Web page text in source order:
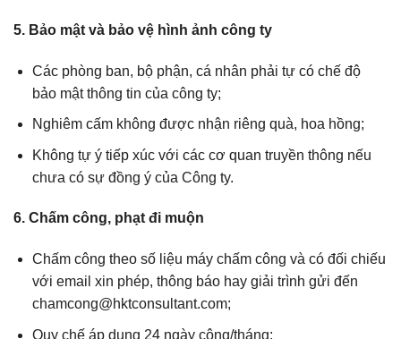
5. Bảo mật và bảo vệ hình ảnh công ty
Các phòng ban, bộ phận, cá nhân phải tự có chế độ
bảo mật thông tin của công ty;
Nghiêm cấm không được nhận riêng quà, hoa hồng;
Không tự ý tiếp xúc với các cơ quan truyền thông nếu
chưa có sự đồng ý của Công ty.
6. Chấm công, phạt đi muộn
Chấm công theo số liệu máy chấm công và có đối chiếu
với email xin phép, thông báo hay giải trình gửi đến
chamcong@hktconsultant.com;
Quy chế áp dụng 24 ngày công/tháng;